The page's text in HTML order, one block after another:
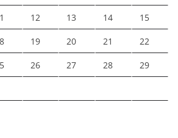
12 13 14 15
19 20 21 22
26 27 28 29